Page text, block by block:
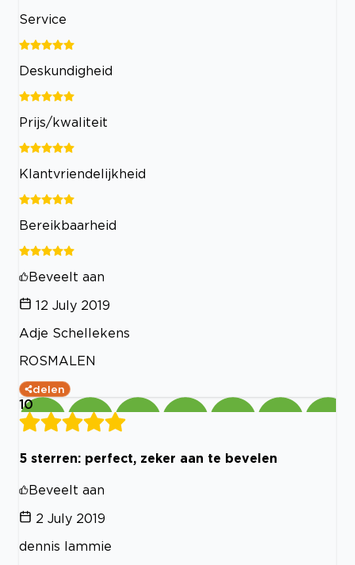
Service
Deskundigheid
Prijs/kwaliteit
Klantvriendelijkheid
Bereikbaarheid
Beveelt aan
12 July 2019
Adje Schellekens
ROSMALEN
delen
10
5 sterren: perfect, zeker aan te bevelen
Beveelt aan
2 July 2019
dennis lammie